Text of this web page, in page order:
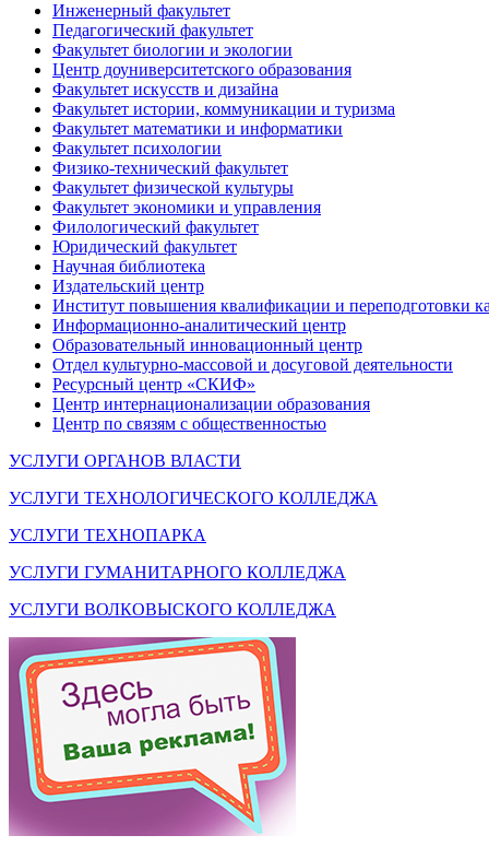
Инженерный факультет
Педагогический факультет
Факультет биологии и экологии
Центр доуниверситетского образования
Факультет искусств и дизайна
Факультет истории, коммуникации и туризма
Факультет математики и информатики
Факультет психологии
Физико-технический факультет
Факультет физической культуры
Факультет экономики и управления
Филологический факультет
Юридический факультет
Научная библиотека
Издательский центр
Институт повышения квалификации и переподготовки
Информационно-аналитический центр
Образовательный инновационный центр
Отдел культурно-массовой и досуговой деятельности
Ресурсный центр «СКИФ»
Центр интернационализации образования
Центр по связям с общественностью
УСЛУГИ ОРГАНОВ ВЛАСТИ
УСЛУГИ ТЕХНОЛОГИЧЕСКОГО КОЛЛЕДЖА
УСЛУГИ ТЕХНОПАРКА
УСЛУГИ ГУМАНИТАРНОГО КОЛЛЕДЖА
УСЛУГИ ВОЛКОВЫСКОГО КОЛЛЕДЖА